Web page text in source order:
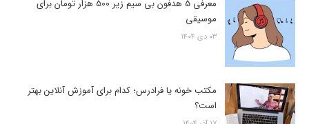
معرفی 5 هدفون بی سیم زیر 500 هزار تومان برای
موسیقی
۰۳ دی ۱۴۰۴
مکتب خونه یا فرادرس؛ کدام برای آموزش آنلاین بهتر
است؟